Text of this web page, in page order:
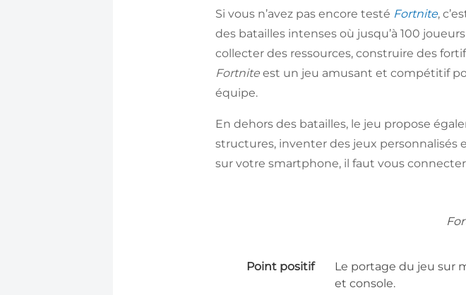
Si vous n’avez pas encore testé Fortnite,
des batailles intenses où jusqu’à 100
collecter des ressources, construire des
Fortnite est un jeu amusant et compétitif
équipe.
En dehors des batailles, le jeu propose
structures, inventer des jeux personnalisés
sur votre smartphone, il faut vous
Point positif
Le portage du jeu sur
et console.